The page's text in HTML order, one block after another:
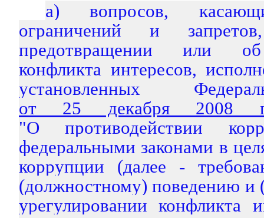
а) вопросов,
ограничений и
предотвращении или об
конфликта интересов,
установленных
от 25 декабря
"О противодействии
федеральными законами в
коррупции (далее -
(должностному) поведению и
урегулировании конфликта